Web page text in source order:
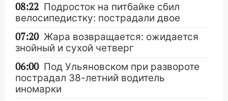
08:22 Подросток на питбайке сбил
велосипедистку: пострадали двое
07:20 Жара возвращается: ожидается
знойный и сухой четверг
06:00 Под Ульяновском при развороте
пострадал 38-летний водитель
иномарки